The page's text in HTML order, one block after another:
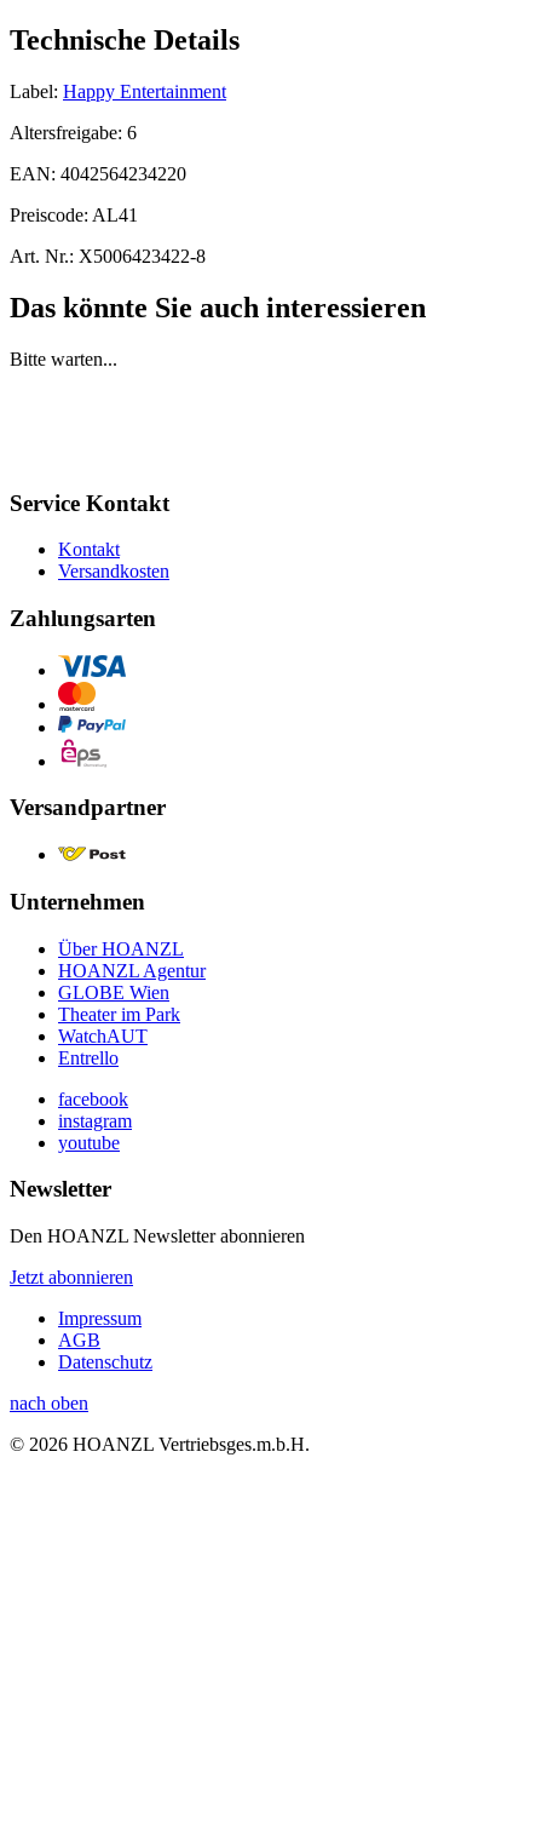
Technische Details
Label: Happy Entertainment
Altersfreigabe: 6
EAN: 4042564234220
Preiscode: AL41
Art. Nr.: X5006423422-8
Das könnte Sie auch interessieren
Bitte warten...
Service Kontakt
Kontakt
Versandkosten
Zahlungsarten
Versandpartner
Unternehmen
Über HOANZL
HOANZL Agentur
GLOBE Wien
Theater im Park
WatchAUT
Entrello
facebook
instagram
youtube
Newsletter
Den HOANZL Newsletter abonnieren
Jetzt abonnieren
Impressum
AGB
Datenschutz
nach oben
© 2026 HOANZL Vertriebsges.m.b.H.